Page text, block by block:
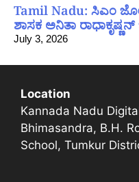
Tamil Nadu: ಸಿಎಂ
ಶಾಸಕ ಅನಿತಾ
July 3, 2026
Location
Kannada Nadu
Bhimasandra, B.H.
School, Tumkur